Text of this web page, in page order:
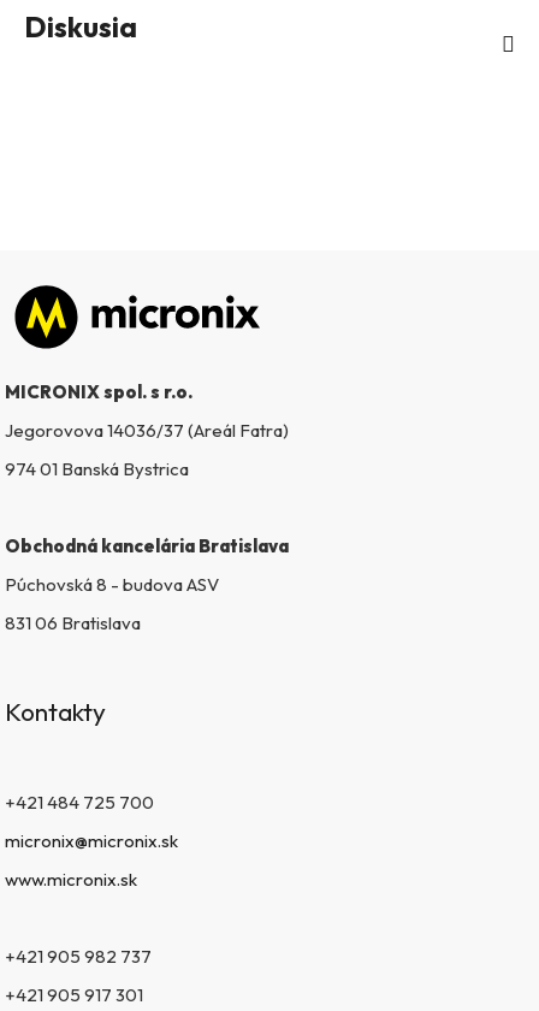
Diskusia
Zápätie
MICRONIX spol. s r.o.
Jegorovova 14036/37 (Areál Fatra)
974 01 Banská Bystrica
Obchodná kancelária Bratislava
Púchovská 8 - budova ASV
831 06 Bratislava
Kontakty
+421 484 725 700
micronix@micronix.sk
www.micronix.sk
+421 905 982 737
+421 905 917 301